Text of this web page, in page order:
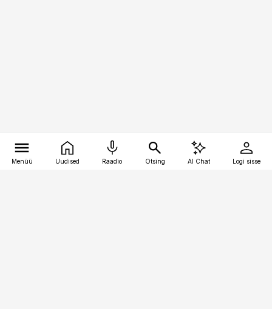
Menüü Uudised Raadio Otsing AI Chat Logi sisse